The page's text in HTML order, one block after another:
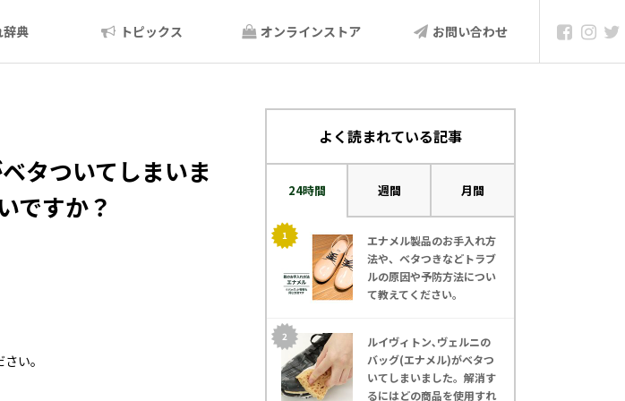
辞典 トピックス オンラインストア お問い合わせ
タついてしまいま
ですか？
い。
よく読まれている記事
24時間 週間 月間
エナメル製品のお手入れ方
法や、ベタつきなどトラブ
ルの原因や予防方法につい
て教えてください。
ルイヴィトン､ヴェルニの
バッグ(エナメル)がベタつ
いてしまいました。解消す
るにはどの商品を使用すれ